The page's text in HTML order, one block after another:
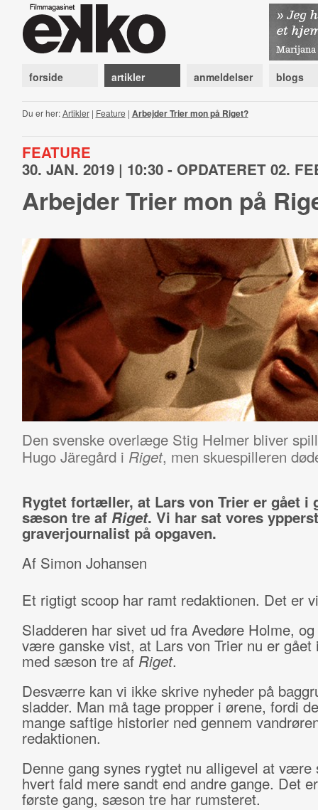
forside artikler anmeldelser blogs
Du er her:Artikler| Feature | Arbejder Trier mon på Riget?
FEATURE
30. JAN. 2019 | 10:30 - OPDATERET 02.
Arbejder Trier mon på
Den svenske overlæge Stig Helmer bliver
Hugo Järegård i Riget, men skuespilleren
Rygtet fortæller, at Lars von Trier er gået i
sæson tre af Riget. Vi har sat vores
graverjournalist på opgaven.
Af Simon Johansen
Et rigtigt scoop har ramt redaktionen. Det er
Sladderen har sivet ud fra Avedøre Holme,
være ganske vist, at Lars von Trier nu er gået
med sæson tre af Riget.
Desværre kan vi ikke skrive nyheder på
sladder. Man må tage propper i ørene, fordi
mange saftige historier ned gennem
redaktionen.
Denne gang synes rygtet nu alligevel at være
hvert fald mere sandt end andre gange. Det
første gang, sæson tre har rumsteret.